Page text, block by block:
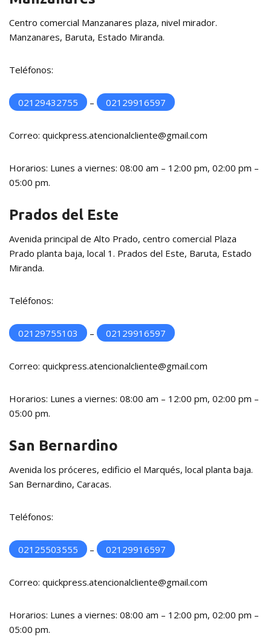
Centro comercial Manzanares plaza, nivel mirador.
Manzanares, Baruta, Estado Miranda.
Teléfonos:
02129432755 – 02129916597
Correo: quickpress.atencionalcliente@gmail.com
Horarios: Lunes a viernes: 08:00 am – 12:00 pm, 02:00 pm –
05:00 pm.
Prados del Este
Avenida principal de Alto Prado, centro comercial Plaza
Prado planta baja, local 1. Prados del Este, Baruta, Estado
Miranda.
Teléfonos:
02129755103 – 02129916597
Correo: quickpress.atencionalcliente@gmail.com
Horarios: Lunes a viernes: 08:00 am – 12:00 pm, 02:00 pm –
05:00 pm.
San Bernardino
Avenida los próceres, edificio el Marqués, local planta baja.
San Bernardino, Caracas.
Teléfonos:
02125503555 – 02129916597
Correo: quickpress.atencionalcliente@gmail.com
Horarios: Lunes a viernes: 08:00 am – 12:00 pm, 02:00 pm –
05:00 pm.